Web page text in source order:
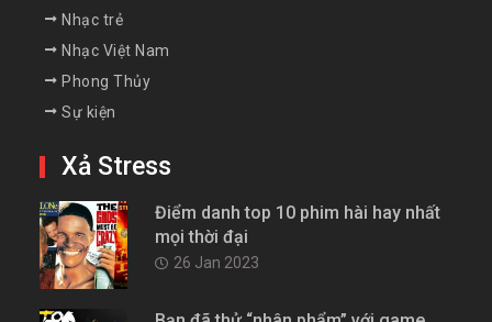
Nhạc trẻ
Nhạc Việt Nam
Phong Thủy
Sự kiện
Xả Stress
Điểm danh top 10 phim hài hay nhất
mọi thời đại
26 Jan 2023